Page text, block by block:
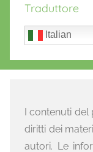
Traduttore
Italian
I contenuti del
diritti dei
autori. Le